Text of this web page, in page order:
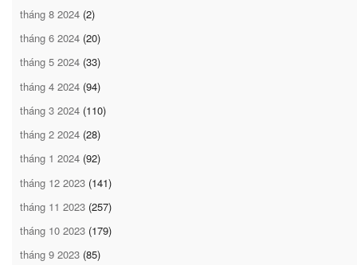
tháng 8 2024 (2)
tháng 6 2024 (20)
tháng 5 2024 (33)
tháng 4 2024 (94)
tháng 3 2024 (110)
tháng 2 2024 (28)
tháng 1 2024 (92)
tháng 12 2023 (141)
tháng 11 2023 (257)
tháng 10 2023 (179)
tháng 9 2023 (85)